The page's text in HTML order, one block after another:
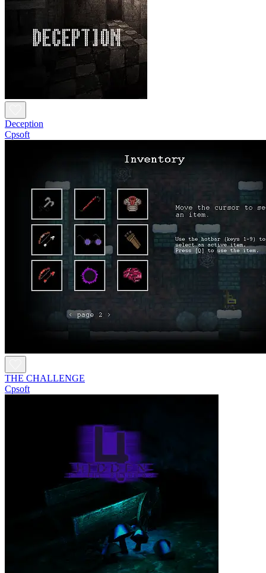
Deception
Cpsoft
THE CHALLENGE
Cpsoft